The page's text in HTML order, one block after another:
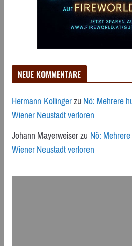
NEUE KOMMENTARE
Hermann KollingerzuNö: Mehrere
Wiener Neustadt verloren
Johann MayerweiserzuNö:
Wiener Neustadt verloren